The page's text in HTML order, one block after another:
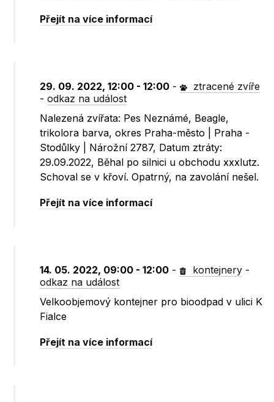
Přejít na více informací
29. 09. 2022, 12:00 - 12:00 -
ztracené zvíře
-odkaz na událost
Nalezená zvířata: Pes Neznámé, Beagle,
trikolora barva, okres Praha-město | Praha -
Stodůlky | Nárožní 2787, Datum ztráty:
29.09.2022, Běhal po silnici u obchodu xxxlutz.
Schoval se v křoví. Opatrný, na zavolání nešel.
Přejít na více informací
14. 05. 2022, 09:00 - 12:00 - kontejnery -
odkaz na událost
Velkoobjemový kontejner pro bioodpad v ulici K
Fialce
Přejít na více informací